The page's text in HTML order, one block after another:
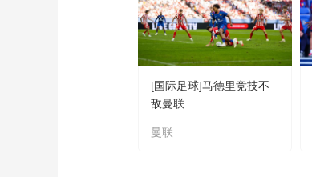
[国际足球]马德里竞技不
敌曼联
曼联